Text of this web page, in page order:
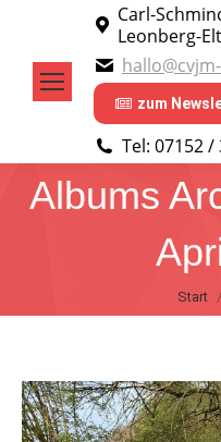
Carl-
Leonberg-
zum
Tel: 07152 /
Albums
Sie
Start